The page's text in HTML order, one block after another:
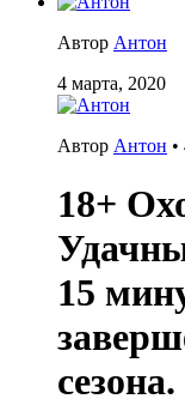
Автор Антон
4 марта, 2020
Автор Антон •
18+
15
сезона.